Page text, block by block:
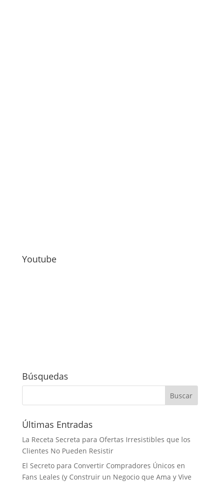
Youtube
Búsquedas
Últimas Entradas
La Receta Secreta para Ofertas Irresistibles que los
Clientes No Pueden Resistir
El Secreto para Convertir Compradores Únicos en
Fans Leales (y Construir un Negocio que Ama y Vive